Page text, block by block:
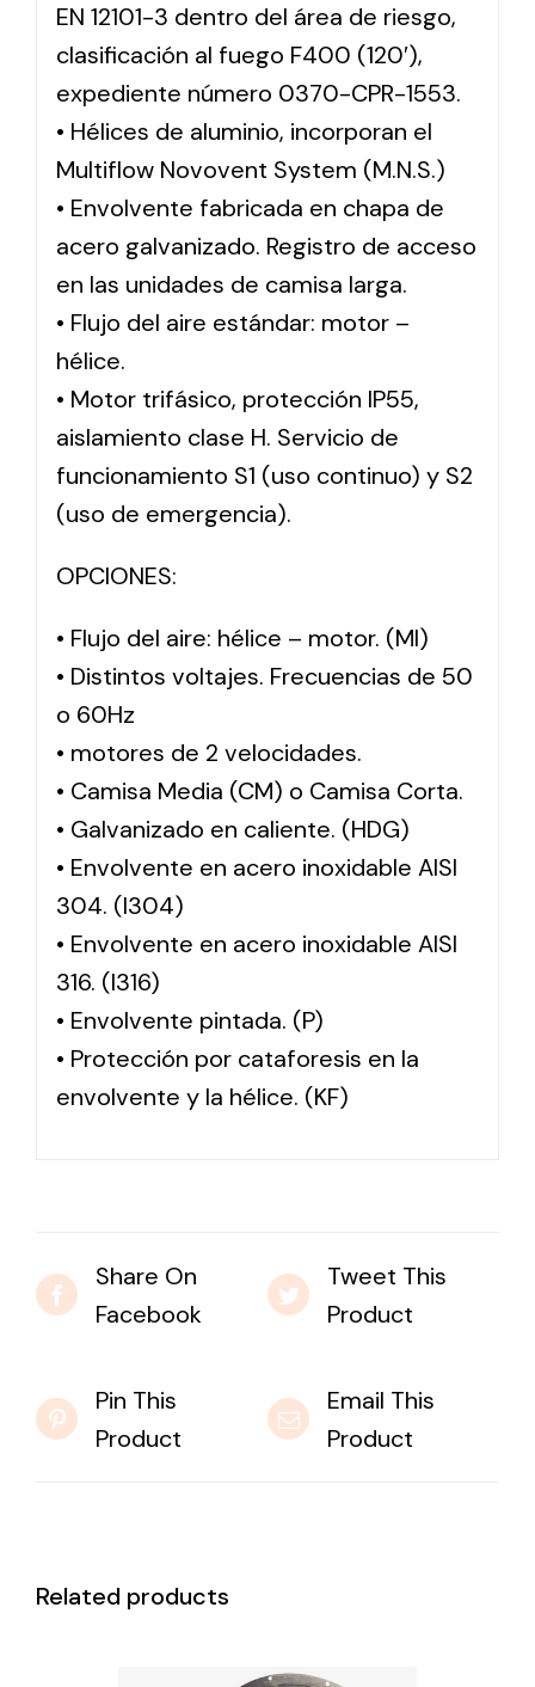
EN 12101-3 dentro del área de riesgo,
clasificación al fuego F400 (120′),
expediente número 0370-CPR-1553.
• Hélices de aluminio, incorporan el
Multiflow Novovent System (M.N.S.)
• Envolvente fabricada en chapa de
acero galvanizado. Registro de acceso
en las unidades de camisa larga.
• Flujo del aire estándar: motor –
hélice.
• Motor trifásico, protección IP55,
aislamiento clase H. Servicio de
funcionamiento S1 (uso continuo) y S2
(uso de emergencia).
OPCIONES:
• Flujo del aire: hélice – motor. (MI)
• Distintos voltajes. Frecuencias de 50
o 60Hz
• motores de 2 velocidades.
• Camisa Media (CM) o Camisa Corta.
• Galvanizado en caliente. (HDG)
• Envolvente en acero inoxidable AISI
304. (I304)
• Envolvente en acero inoxidable AISI
316. (I316)
• Envolvente pintada. (P)
• Protección por cataforesis en la
envolvente y la hélice. (KF)
Share On
Facebook
Tweet This
Product
Pin This
Product
Email This
Product
Related products